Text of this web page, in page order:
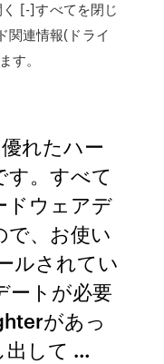
[-]すべてを閉じ
関連情報(ドライ
す。
れたハー
す。すべて
ドウェアデ
で、お使い
ルされてい
ートが必要
があっ
出して …